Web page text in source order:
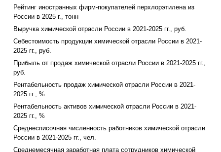
Рейтинг иностранных фирм-покупателей перхлорэтилена из
России в 2025 г., тонн
Выручка химической отрасли России в 2021-2025 гг., руб.
Себестоимость продукции химической отрасли России в 2021-
2025 гг., руб.
Прибыль от продаж химической отрасли России в 2021-2025 гг.,
руб.
Рентабельность продаж химической отрасли России в 2021-
2025 гг., %
Рентабельность активов химической отрасли России в 2021-
2025 гг., %
Среднесписочная численность работников химической отрасли
России в 2021-2025 гг., чел.
Среднемесячная заработная плата сотрудников химической